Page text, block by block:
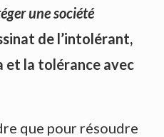
une société
de l’intolérant,
et la tolérance avec
que pour résoudre